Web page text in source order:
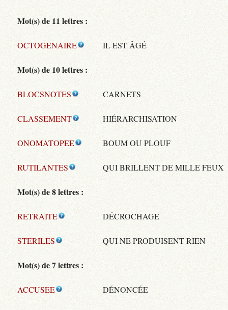
Mot(s) de 11 lettres :
OCTOGENAIRE IL EST ÂGÉ
Mot(s) de 10 lettres :
BLOCSNOTES CARNETS
CLASSEMENT HIÉRARCHISATION
ONOMATOPEE BOUM OU PLOUF
RUTILANTES QUI BRILLENT DE MILLE FEUX
Mot(s) de 8 lettres :
RETRAITE DÉCROCHAGE
STERILES QUI NE PRODUISENT RIEN
Mot(s) de 7 lettres :
ACCUSEE DÉNONCÉE